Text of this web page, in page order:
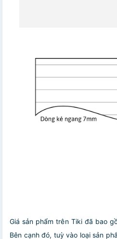
Giá sản phẩm trên Tiki đã bao
Bên cạnh đó, tuỳ vào loại sản